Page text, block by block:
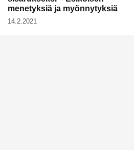
menetyksiä ja myönnytyksiä
14.2.2021